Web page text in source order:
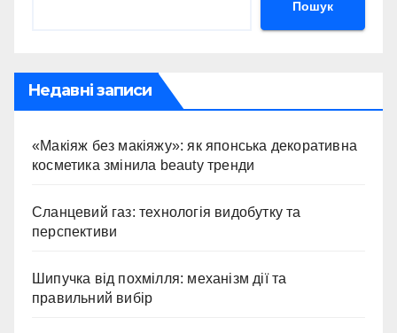
Пошук
Недавні записи
«Макіяж без макіяжу»: як японська декоративна
косметика змінила beauty тренди
Сланцевий газ: технологія видобутку та
перспективи
Шипучка від похмілля: механізм дії та
правильний вибір